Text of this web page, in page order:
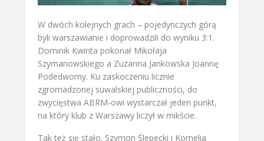
W dwóch kolejnych grach – pojedynczych górą
byli warszawianie i doprowadzili do wyniku 3:1.
Dominik Kwinta pokonał Mikołaja
Szymanowskiego a Zuzanna Jankowska Joannę
Podedworny. Ku zaskoczeniu licznie
zgromadzonej suwalskiej publiczności, do
zwycięstwa ABRM-owi wystarczał jeden punkt,
na który klub z Warszawy liczył w mikście.
Tak też się stało. Szymon Ślepecki i Kornelia